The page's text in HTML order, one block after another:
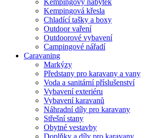
Kempingový nábytek
Kempingová křesla
Chladící tašky a boxy
Outdoor vaření
Outdoorové vybavení
Campingové nářadí
Caravaning
Markýzy
Předstany pro karavany a vany
Voda a sanitární příslušenství
Vybavení exteriéru
Vybavení karavanů
Náhradní díly pro karavany
Střešní stany
Obytné vestavby